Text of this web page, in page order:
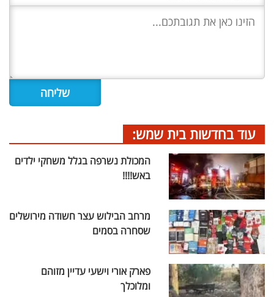
עוד בחדשות בית שמש:
המכולת נשרפה בגלל משחקי ילדים
באש!!!!
מרחב הבילוש עצר חשודה מירושלים
שסחרה בסמים
פארק אורי וישעי עדיין מזוהם
ומלוכלך